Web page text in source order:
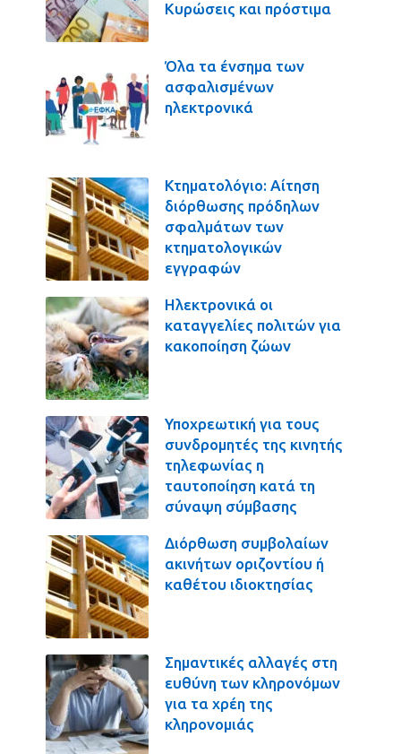
Κυρώσεις και πρόστιμα
Όλα τα ένσημα των
ασφαλισμένων
ηλεκτρονικά
Κτηματολόγιο: Αίτηση
διόρθωσης πρόδηλων
σφαλμάτων των
κτηματολογικών
εγγραφών
Ηλεκτρονικά οι
καταγγελίες πολιτών για
κακοποίηση ζώων
Υποχρεωτική για τους
συνδρομητές της κινητής
τηλεφωνίας η
ταυτοποίηση κατά τη
σύναψη σύμβασης
Διόρθωση συμβολαίων
ακινήτων οριζοντίου ή
καθέτου ιδιοκτησίας
Σημαντικές αλλαγές στη
ευθύνη των κληρονόμων
για τα χρέη της
κληρονομιάς